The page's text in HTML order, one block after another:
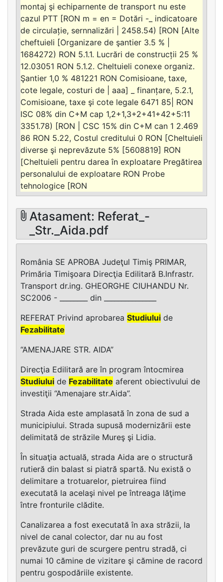
montaj şi echiparnente de transport nu este
cazul PTT [RON m = en = Dotări -_ indicatoare
de circulație, sernnalizări | 2458.54) [RON [Alte
cheftuieli [Organizare de şantier 3.5 % |
1684272) RON 5.1.1. Lucrări de construcții 25 %
12.03051 RON 5.1.2. Cheltuieli conexe organiz.
Şantier 1,0 % 481221 RON Comisioane, taxe,
cote legale, costuri de | aaa] _ finanțare, 5.2.1,
Comisioane, taxe şi cote legale 6471 85| RON
ISC 08% din C+M cap 1,2+1,3+2+41+42+5:11
3351.78) [RON | CSC 15% din C+M can 1 2.469
86 RON 5.22, Costul creditului 0 RON [Cheltuieli
diverse şi neprevăzute 5% [5608819] RON
[Cheltuieli pentru darea în exploatare Pregătirea
personalului de exploatare RON Probe
tehnologice [RON
Atasament: Referat_-
_Str._Aida.pdf
România SE APROBA Judeţul Timiş PRIMAR,
Primăria Timişoara Direcţia Edilitară B.Infrastr.
Transport dr.ing. GHEORGHE CIUHANDU Nr.
SC2006 - ________ din _______________
REFERAT Privind aprobarea Studiului de
Fezabilitate
“AMENAJARE STR. AIDA”
Direcţia Edilitară are în program întocmirea
Studiului de Fezabilitate aferent obiectivului de
investiţii “Amenajare str.Aida”.
Strada Aida este amplasată în zona de sud a
municipiului. Strada supusă modernizării este
delimitată de străzile Mureş şi Lidia.
În situaţia actuală, strada Aida are o structură
rutieră din balast si piatră spartă. Nu există o
delimitare a trotuarelor, pietruirea fiind
executată la acelaşi nivel pe întreaga lăţime
între fronturile clădite.
Canalizarea a fost executată în axa străzii, la
nivel de canal colector, dar nu au fost
prevăzute guri de scurgere pentru stradă, ci
numai 10 cămine de vizitare şi cămine de racord
pentru gospodăriile existente.